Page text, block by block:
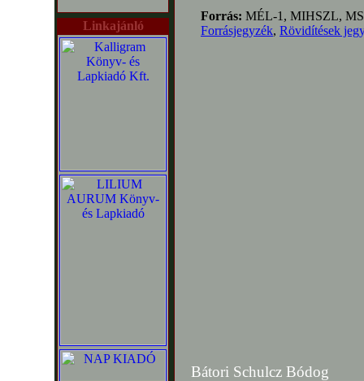
Linkajánló
Forrás: MÉL-1, MIHSZL,
Forrásjegyzék, Rövidítések
Bátori Schulcz Bódog